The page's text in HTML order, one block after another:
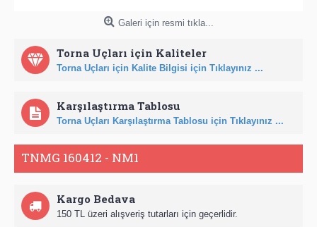
Galeri için resmi tıkla...
Torna Uçları için Kaliteler
Torna Uçları için Kalite Bilgisi için Tıklayınız ...
Karşılaştırma Tablosu
Torna Uçları Karşılaştırma Tablosu için Tıklayınız ...
TNMG 160412 - NM1
Kargo Bedava
150 TL üzeri alışveriş tutarları için geçerlidir.